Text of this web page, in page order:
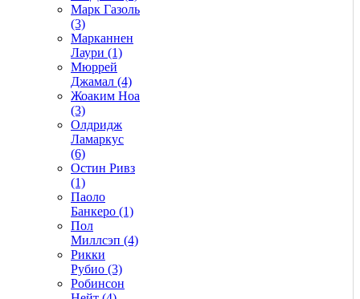
Марк Газоль
(3)
Марканнен
Лаури (1)
Мюррей
Джамал (4)
Жоаким Ноа
(3)
Олдридж
Ламаркус
(6)
Остин Ривз
(1)
Паоло
Банкеро (1)
Пол
Миллсэп (4)
Рикки
Рубио (3)
Робинсон